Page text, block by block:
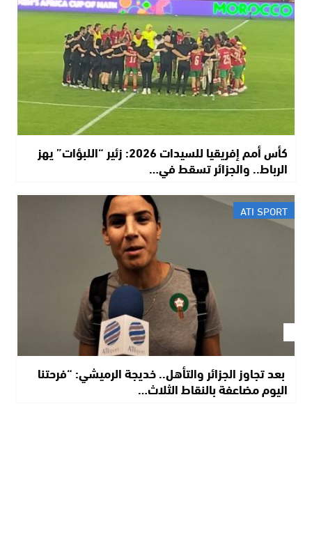
كأس أمم إفريقيا للسيدات 2026: زئير “اللبؤات” يهز
الرباط.. والجزائر تسقط في…
ATI SPORT
​ بعد تجاوز الجزائر والتأهل.. خديجة الرميشي: “فرحتنا
اليوم مضاعفة بالنقاط الثلاث…